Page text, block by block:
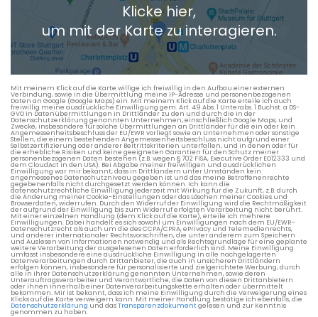
+ Aktuellen Standort hinzufügen
Die berechneten Anreisezeiten basieren auf den
Verkehrsdaten eines typischen Dienstag morgens um 8:30.
Klicke hier,
um mit der Karte zu interagieren.
Mit meinem Klick auf die Karte willige ich freiwillig in den Aufbau einer externen
Verbindung, sowie in die Übermittlung meine IP-Adresse und personenbezogenen
Daten an Google (Google Maps) ein. Mit meinem Klick auf die Karte erteile ich auch
freiwillig meine ausdrückliche Einwilligung gem. Art. 49 Abs. 1 Unterabs. 1 Buchst. a DS-
GVO in Datenübermittlungen in Drittländer zu den und durch die in der
Datenschutzerklärung genannten Unternehmen, einschließlich Google Maps, und
Zwecke, insbesondere für solche Übermittlungen an Drittländer für die ein oder kein
Angemessenheitsbeschluss der EU/EWR vorliegt sowie an Unternehmen oder sonstige
Stellen, die einem bestehenden Angemessenheitsbeschluss nicht aufgrund einer
Selbstzertifizierung oder anderer Beitrittskriterien unterfallen, und in denen oder für
die erhebliche Risiken und keine geeigneten Garantien für den Schutz meiner
personenbezogenen Daten bestehen (z.B. wegen § 702 FISA, Executive Order EO12333 und
dem CloudAct in den USA). Bei Abgabe meiner freiwilligen und ausdrücklichen
Einwilligung war mir bekannt, dass in Drittländern unter Umständen kein
angemessenes Datenschutzniveau gegeben ist und das meine Betroffenenrechte
gegebenenfalls nicht durchgesetzt werden können. Ich kann die
datenschutzrechtliche Einwilligung jederzeit mit Wirkung für die Zukunft, z.B. durch
die Änderung meiner Cookie-Einstellungen oder das Löschen meiner Cookies und
Browserdaten, widerrufen. Durch den Widerruf der Einwilligung wird die Rechtmäßigkeit
der aufgrund der Einwilligung bis zum Widerruf erfolgten Verarbeitung nicht berührt.
Mit einer einzelnen Handlung (dem Klick auf die Karte), erteile ich mehrere
Einwilligungen. Dabei handelt es sich sowohl um Einwilligungen nach dem EU/EWR-
Datenschutzrecht als auch um die des CCPA/CPRA, ePrivacy und Telemedienrechts,
und anderer internationaler Rechtsvorschriften, die unter anderem zum Speichern
und Auslesen von Informationen notwendig und als Rechtsgrundlage für eine geplante
weitere Verarbeitung der ausgelesenen Daten erforderlich sind. Meine Einwilligung
umfasst insbesondere eine ausdrückliche Einwilligung in alle nachgelagerten
Datenverarbeitungen durch Drittanbieter, die auch in unsicheren Drittländern
erfolgen können, insbesondere für personalisierte und zielgerichtete Werbung, durch
alle in ihrer Datenschutzerklärung genannten Unternehmen, sowie deren
Unterauftragsverarbeiter und Verantwortliche, die Daten von diesen Drittanbietern
oder ihnen innerhalb einer Datenverarbeitungskette erhalten oder übermittelt
bekommen. Mir ist bekannt, dass ich meine Einwilligung durch die Verweigerung eines
Klicks auf die Karte verweigern kann. Mit meiner Handlung bestätige ich ebenfalls, die
Datenschutzerklärung und dasTransparenzdokumentgelesen und zur Kenntnis
genommen zu haben.